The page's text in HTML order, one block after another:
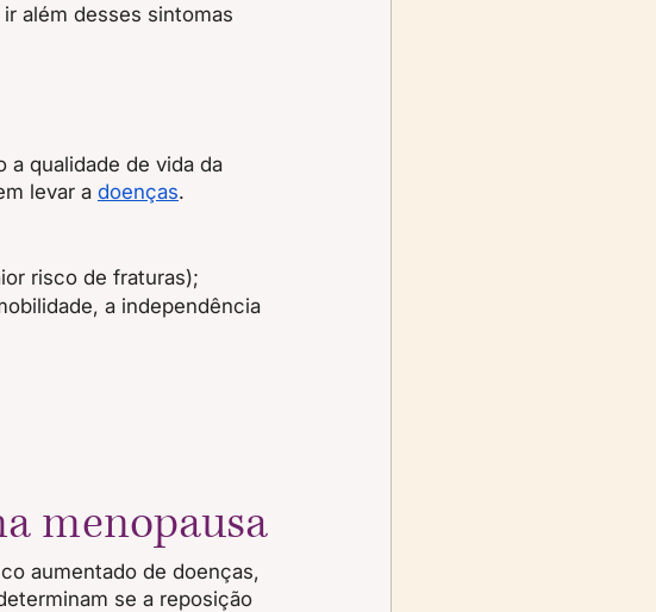
além desses sintomas
a qualidade de vida da
levar a doenças.
risco de fraturas);
a independência
menopausa
aumentado de doenças,
se a reposição